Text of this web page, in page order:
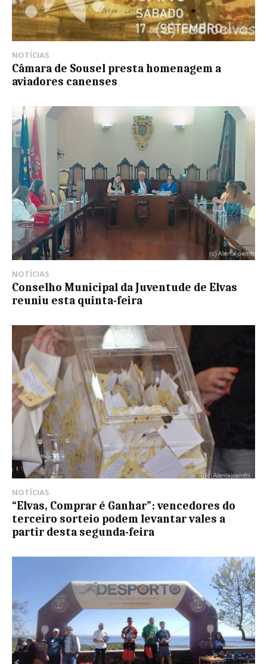
NOTÍCIAS
Câmara de Sousel presta homenagem a
aviadores canenses
NOTÍCIAS
Conselho Municipal da Juventude de Elvas
reuniu esta quinta-feira
NOTÍCIAS
“Elvas, Comprar é Ganhar”: vencedores do
terceiro sorteio podem levantar vales a
partir desta segunda-feira